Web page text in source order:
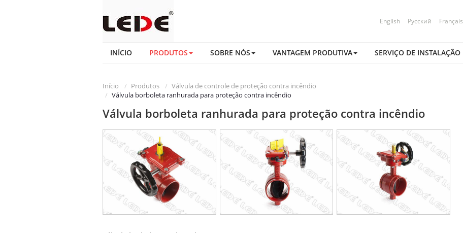
English Русский Français
INÍCIO PRODUTOS SOBRE NÓS VANTAGEM PRODUTIVA SERVIÇO DE INSTALAÇÃO
Início Produtos
Válvula de controle de proteção contra incêndio
Válvula borboleta ranhurada para proteção contra incêndio
Válvula borboleta ranhurada para proteção contra incêndio